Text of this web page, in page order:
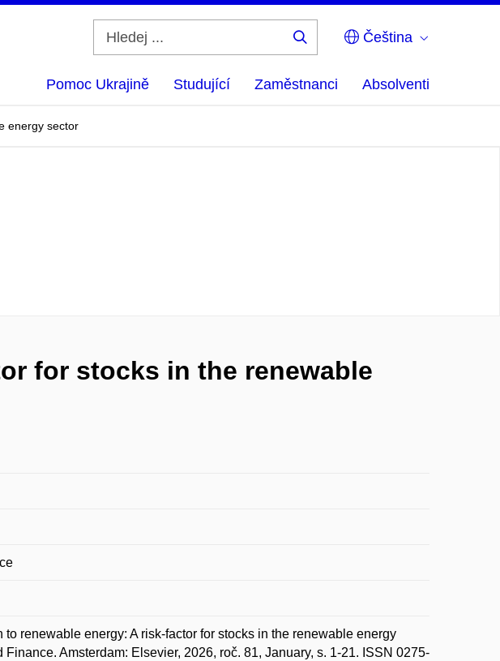
Čeština
Pomoc Ukrajině Studující Zaměstnanci Absolventi
energy sector
for stocks in the renewable
renewable energy: A risk-factor for stocks in the renewable energy
Amsterdam: Elsevier, 2026, roč. 81, January, s. 1-21. ISSN 0275-